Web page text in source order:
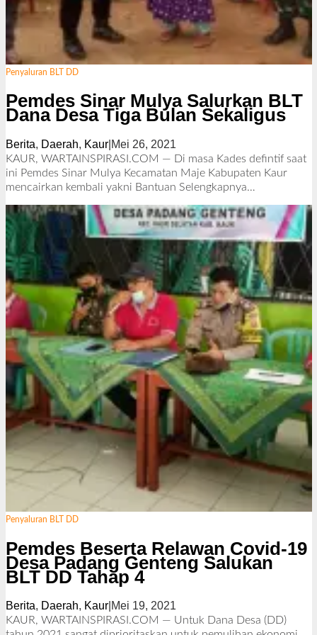
Penyaluran BLT DD
Pemdes Sinar Mulya Salurkan BLT
Dana Desa Tiga Bulan Sekaligus
Berita, Daerah, Kaur| Mei 26, 2021
l
e
h
e
d
a
k
s
i
KAUR, WARTAINSPIRASI.COM — Di masa Kades defintif saat
ini Pemdes Sinar Mulya Kecamatan Maje Kabupaten Kaur
mencairkan kembali yakni Bantuan Selengkapnya…
Penyaluran BLT DD
Pemdes Beserta Relawan Covid-19
Desa Padang Genteng Salukan
BLT DD Tahap 4
Berita, Daerah, Kaur| Mei 19, 2021
l
KAUR, WARTAINSPIRASI.COM — Untuk Dana Desa (DD)